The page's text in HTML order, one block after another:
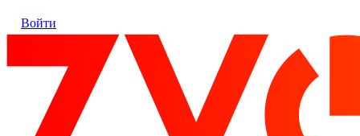
Войти